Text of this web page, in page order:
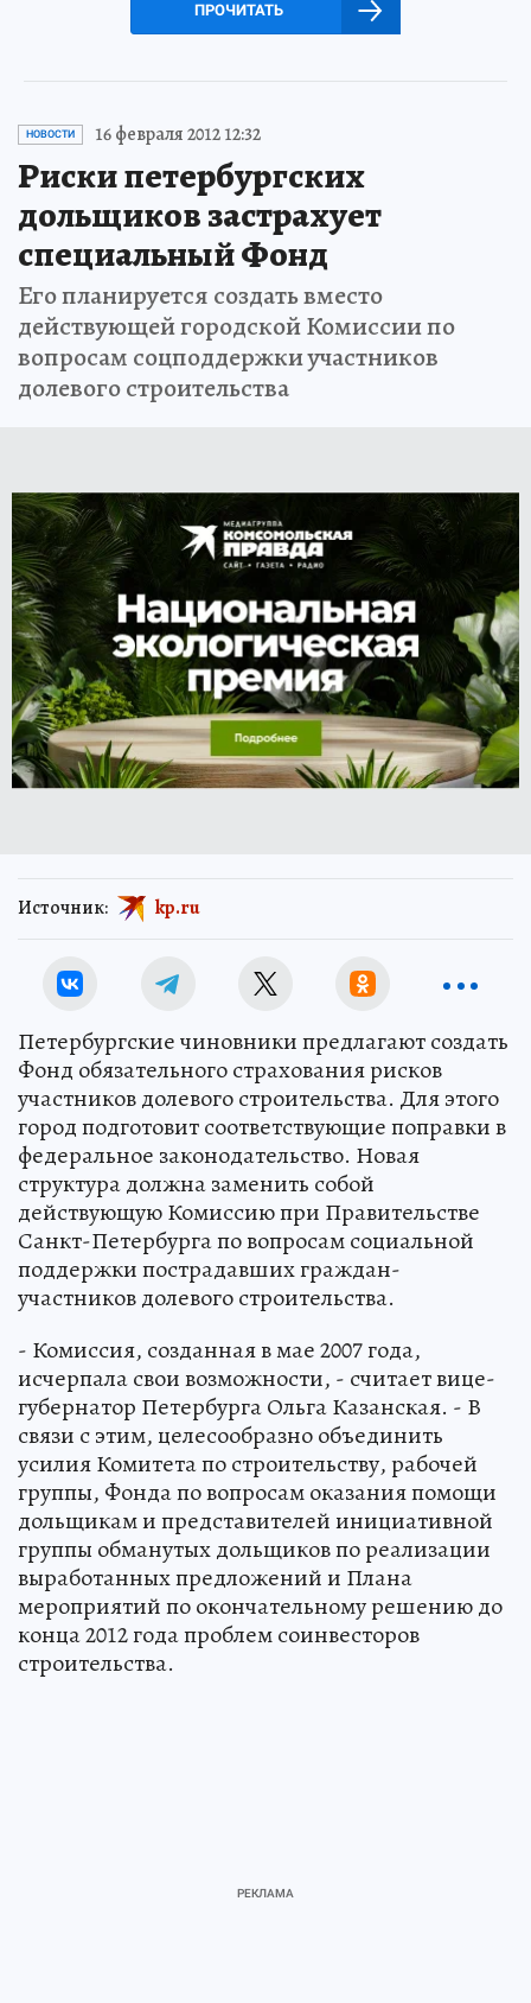
ПРОЧИТАТЬ
НОВОСТИ 16 февраля 2012 12:32
Риски петербургских
дольщиков застрахует
специальный Фонд
Его планируется создать вместо
действующей городской Комиссии по
вопросам соцподдержки участников
долевого строительства
Источник: kp.ru
Петербургские чиновники предлагают создать
Фонд обязательного страхования рисков
участников долевого строительства. Для этого
город подготовит соответствующие поправки в
федеральное законодательство. Новая
структура должна заменить собой
действующую Комиссию при Правительстве
Санкт-Петербурга по вопросам социальной
поддержки пострадавших граждан-
участников долевого строительства.
- Комиссия, созданная в мае 2007 года,
исчерпала свои возможности, - считает вице-
губернатор Петербурга Ольга Казанская. - В
связи с этим, целесообразно объединить
усилия Комитета по строительству, рабочей
группы, Фонда по вопросам оказания помощи
дольщикам и представителей инициативной
группы обманутых дольщиков по реализации
выработанных предложений и Плана
мероприятий по окончательному решению до
конца 2012 года проблем соинвесторов
строительства.